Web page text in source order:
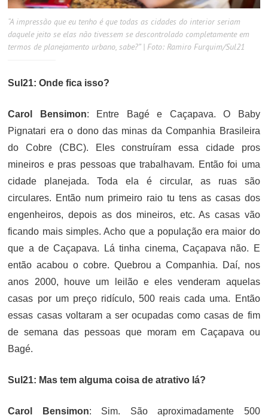
“A impressão que eu tenho é que todas as cidades do interior seriam
daquele jeito se elas não tivessem se descontrolado completamente em
termos de planejamento urbano, sabe?” | Foto: Ramiro Furquim/Sul21
Sul21: Onde fica isso?
Carol Bensimon: Entre Bagé e Caçapava. O Baby
Pignatari era o dono das minas da Companhia Brasileira
do Cobre (CBC). Eles construíram essa cidade pros
mineiros e pras pessoas que trabalhavam. Então foi uma
cidade planejada. Toda ela é circular, as ruas são
circulares. Então num primeiro raio tu tens as casas dos
engenheiros, depois as dos mineiros, etc. As casas vão
ficando mais simples. Acho que a população era maior do
que a de Caçapava. Lá tinha cinema, Caçapava não. E
então acabou o cobre. Quebrou a Companhia. Daí, nos
anos 2000, houve um leilão e eles venderam aquelas
casas por um preço ridículo, 500 reais cada uma. Então
essas casas voltaram a ser ocupadas como casas de fim
de semana das pessoas que moram em Caçapava ou
Bagé.
Sul21: Mas tem alguma coisa de atrativo lá?
Carol Bensimon: Sim. São aproximadamente 500